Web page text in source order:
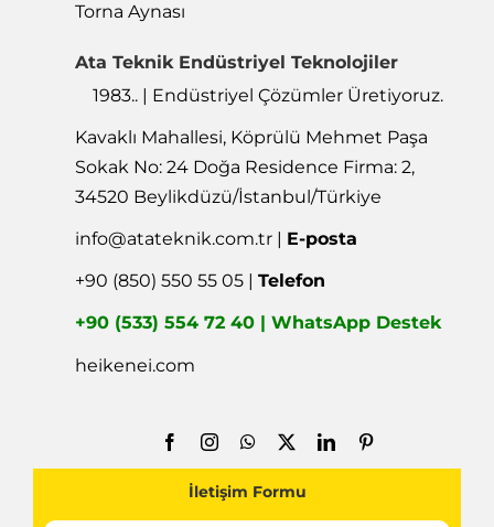
Torna Aynası
Ata Teknik Endüstriyel Teknolojiler
1983.. | Endüstriyel Çözümler Üretiyoruz.
Kavaklı Mahallesi, Köprülü Mehmet Paşa
Sokak No: 24 Doğa Residence Firma: 2,
34520 Beylikdüzü/İstanbul/Türkiye
info@atateknik.com.tr | E-posta
+90 (850) 550 55 05 |Telefon
+90 (533) 554 72 40 | WhatsApp Destek
heikenei.com
İletişim Formu